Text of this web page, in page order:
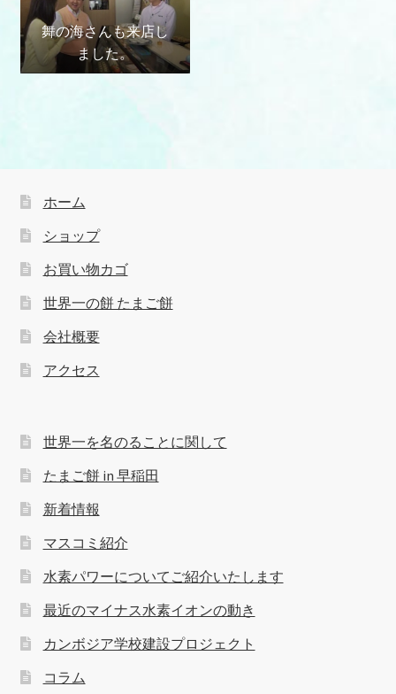
舞の海さんも来店し
ました。
ホーム
ショップ
お買い物カゴ
世界一の餅 たまご餅
会社概要
アクセス
世界一を名のることに関して
たまご餅 in 早稲田
新着情報
マスコミ紹介
水素パワーについてご紹介いたします
最近のマイナス水素イオンの動き
カンボジア学校建設プロジェクト
コラム